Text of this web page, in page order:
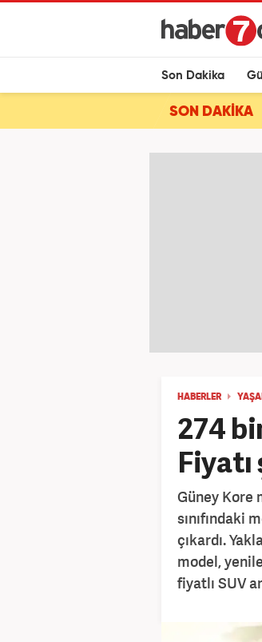
Son Dakika
SON DAKİKA
HABERLER
274
Güney Kore
sınıfındaki
çıkardı.
model,
fiyatlı SUV